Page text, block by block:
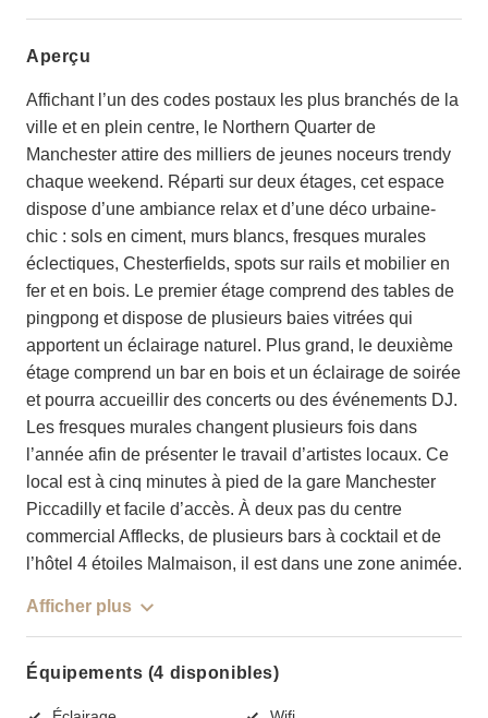
aperçu
Affichant l’un des codes postaux les plus branchés de la
ville et en plein centre, le Northern Quarter de
Manchester attire des milliers de jeunes noceurs trendy
chaque weekend. Réparti sur deux étages, cet espace
dispose d’une ambiance relax et d’une déco urbaine-
chic : sols en ciment, murs blancs, fresques murales
éclectiques, Chesterfields, spots sur rails et mobilier en
fer et en bois. Le premier étage comprend des tables de
pingpong et dispose de plusieurs baies vitrées qui
apportent un éclairage naturel. Plus grand, le deuxième
étage comprend un bar en bois et un éclairage de soirée
et pourra accueillir des concerts ou des événements DJ.
Les fresques murales changent plusieurs fois dans
l’année afin de présenter le travail d’artistes locaux. Ce
local est à cinq minutes à pied de la gare Manchester
Piccadilly et facile d’accès. À deux pas du centre
commercial Afflecks, de plusieurs bars à cocktail et de
l’hôtel 4 étoiles Malmaison, il est dans une zone animée.
Afficher plus
Équipements (4 disponibles)